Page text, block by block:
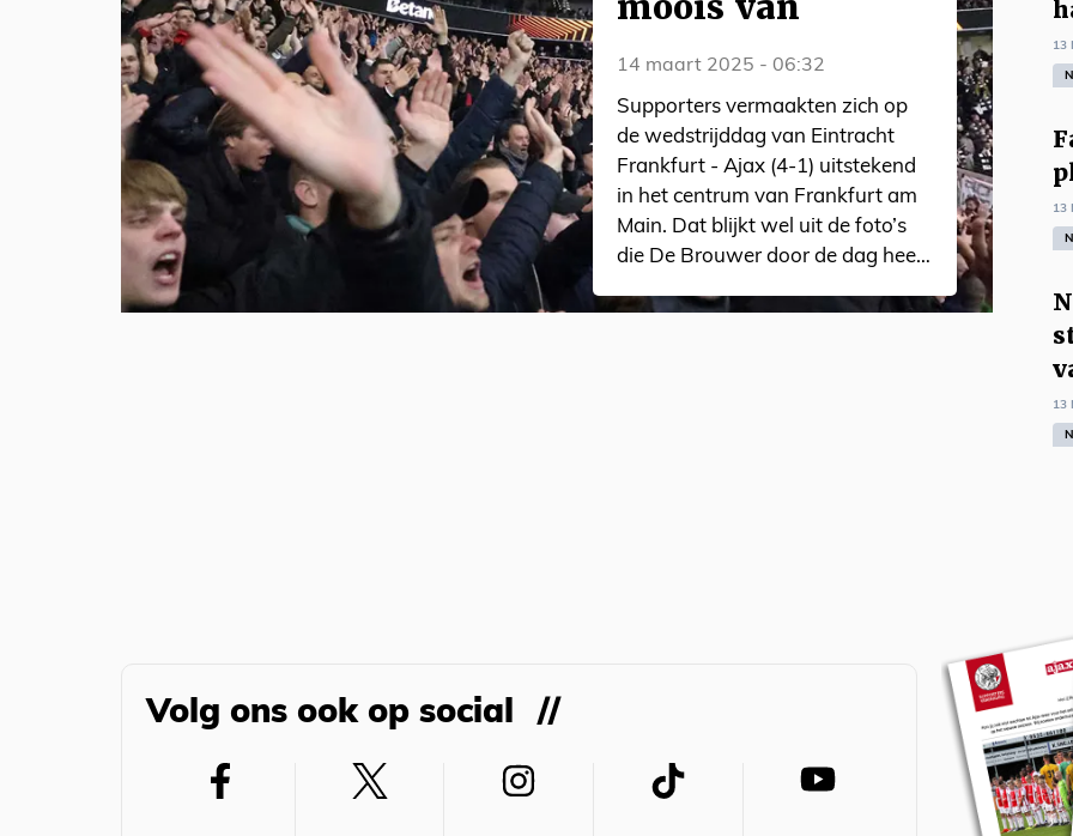
14 maart 2025 - 06:32
Supporters vermaakten zich op
de wedstrijddag van Eintracht
Frankfurt - Ajax (4-1) uitstekend
in het centrum van Frankfurt am
Main. Dat blijkt wel uit de foto’s
die De Brouwer door de dag heen
13
13
13
Volg ons ook op social